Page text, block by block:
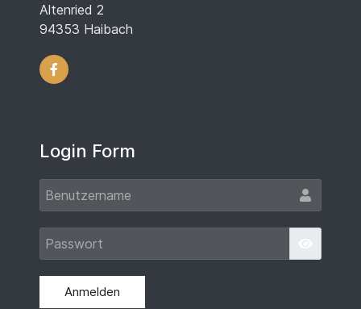
Altenried 2
94353 Haibach
Login Form
Anmelden